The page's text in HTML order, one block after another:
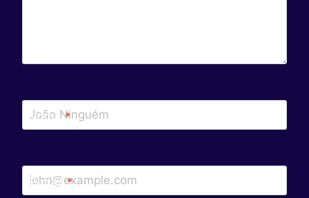
Nome*
E-mail*